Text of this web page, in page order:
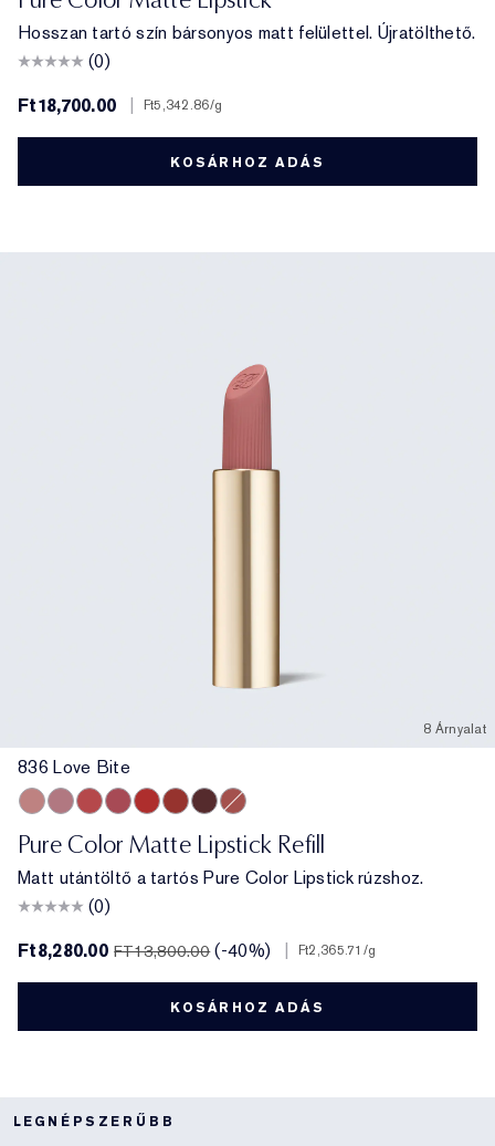
Hosszan tartó szín bársonyos matt felülettel. Újratölthető.
(0)
Ft18,700.00
| Ft5,342.86/g
KOSÁRHOZ ADÁS
8 Árnyalat
836 Love Bite
Pure Color Matte Lipstick Refill
Matt utántöltő a tartós Pure Color Lipstick rúzshoz.
(0)
Ft8,280.00FT13,800.00 (-40%) | Ft2,365.71 /g
KOSÁRHOZ ADÁS
LEGNÉPSZERŰBB